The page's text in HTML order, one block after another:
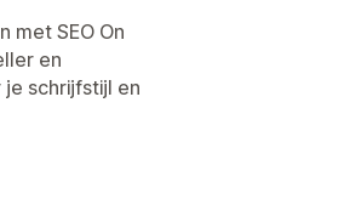
SEO On
en
schrijfstijl en